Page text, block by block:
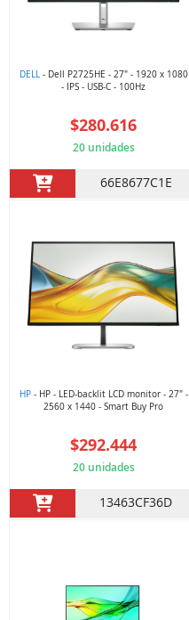
DELL- Dell P2725HE - 27" - 1920 x 1080
- IPS - USB-C - 100Hz
$280.616
20 unidades
66E8677C1E
HP- HP - LED-backlit LCD monitor - 27" -
2560 x 1440 - Smart Buy Pro
$292.444
20 unidades
13463CF36D